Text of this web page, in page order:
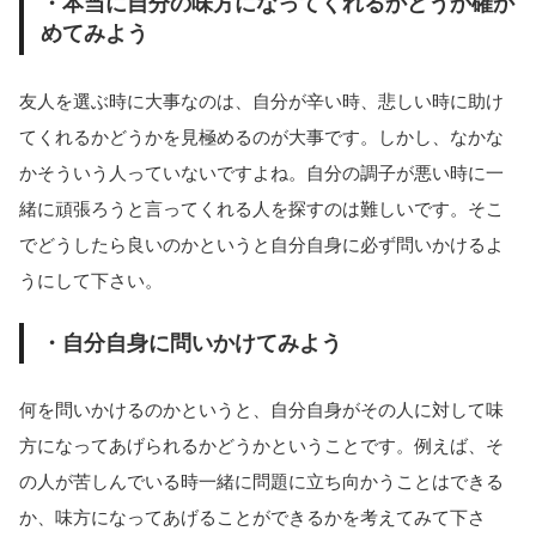
めてみよう
友人を選ぶ時に大事なのは、自分が辛い時、悲しい時に助け
てくれるかどうかを見極めるのが大事です。しかし、なかな
かそういう人っていないですよね。自分の調子が悪い時に一
緒に頑張ろうと言ってくれる人を探すのは難しいです。そこ
でどうしたら良いのかというと自分自身に必ず問いかけるよ
うにして下さい。
・自分自身に問いかけてみよう
何を問いかけるのかというと、自分自身がその人に対して味
方になってあげられるかどうかということです。例えば、そ
の人が苦しんでいる時一緒に問題に立ち向かうことはできる
か、味方になってあげることができるかを考えてみて下さ